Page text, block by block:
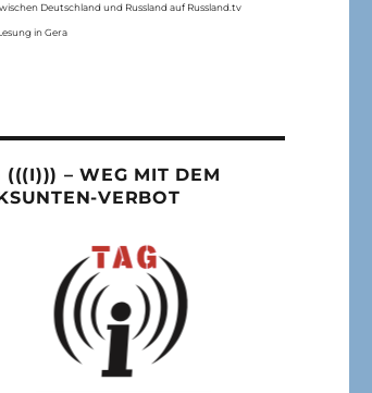
Deutschland und Russland auf Russland.tv
in Gera
(((I))) – WEG MIT DEM
VERBOT